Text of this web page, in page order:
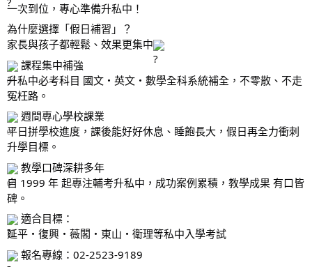
一次到位，專心準備升私中！
為什麼選擇「假日補習」？
家長與孩子都輕鬆、效果更集中
課程集中補強
升私中必考科目 國文・英文・數學全科系統補全，不零散、不走
冤枉路。
週間專心學校課業
平日拼學校進度，課後能好好休息、睡飽長大，假日再全力衝刺
升學目標。
教學口碑深耕多年
自 1999 年 起專注輔考升私中，成功案例累積，教學成果 有口皆
碑。
適合目標：
延平・復興・薇閣・東山・衛理等私中入學考試
報名專線：02-2523-9189